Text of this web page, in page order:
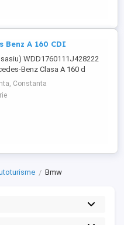
Benz A 160 CDI
WDD1760111J428222
Benz Clasa A 160 d
Facelift), o mașină
extrem de fiabilă și cu
excelent de * Autoturismul a
Constanta
Bmw